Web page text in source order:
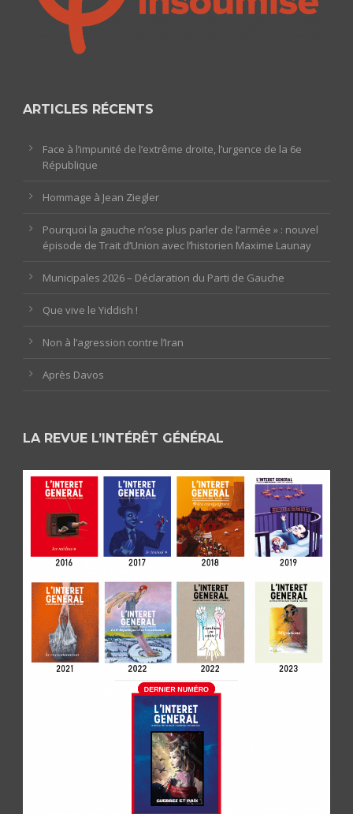
ARTICLES RÉCENTS
Face à l’impunité de l’extrême droite, l’urgence de la 6e
République
Hommage à Jean Ziegler
Pourquoi la gauche n’ose plus parler de l’armée » : nouvel
épisode de Trait d’Union avec l’historien Maxime Launay
Municipales 2026 – Déclaration du Parti de Gauche
Que vive le Yiddish !
Non à l’agression contre l’Iran
Après Davos
LA REVUE L’INTÉRÊT GÉNÉRAL